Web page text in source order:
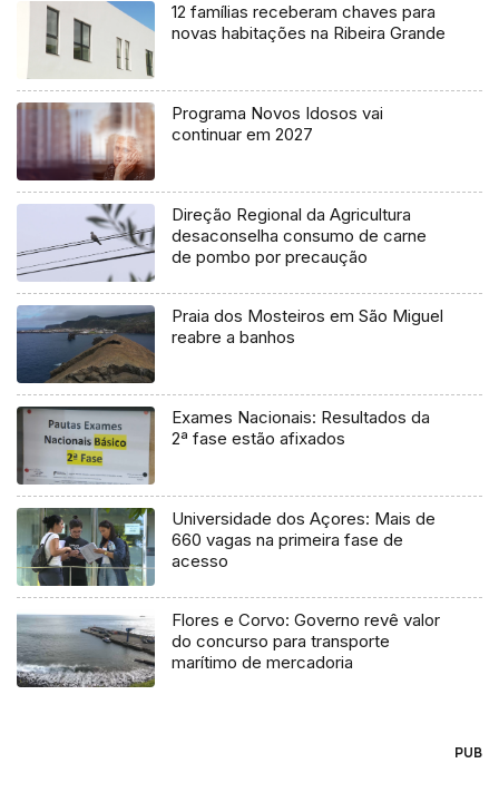
12 famílias receberam chaves para
novas habitações na Ribeira Grande
Programa Novos Idosos vai
continuar em 2027
Direção Regional da Agricultura
desaconselha consumo de carne
de pombo por precaução
Praia dos Mosteiros em São Miguel
reabre a banhos
Exames Nacionais: Resultados da
2ª fase estão afixados
Universidade dos Açores: Mais de
660 vagas na primeira fase de
acesso
Flores e Corvo: Governo revê valor
do concurso para transporte
marítimo de mercadoria
PUB